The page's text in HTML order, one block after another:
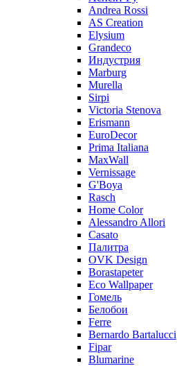
Andrea Rossi
AS Creation
Elysium
Grandeco
Индустрия
Marburg
Murella
Sirpi
Victoria Stenova
Erismann
EuroDecor
Prima Italiana
MaxWall
Vernissage
G'Boya
Rasch
Home Color
Alessandro Allori
Casato
Палитра
OVK Design
Borastapeter
Eco Wallpaper
Гомель
Белобои
Ferre
Bernardo Bartalucci
Fipar
Blumarine